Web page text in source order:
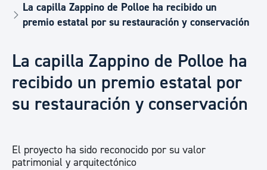
La capilla Zappino de Polloe ha recibido un
premio estatal por su restauración y conservación
La capilla Zappino de Polloe ha
recibido un premio estatal por
su restauración y conservación
El proyecto ha sido reconocido por su valor
patrimonial y arquitectónico